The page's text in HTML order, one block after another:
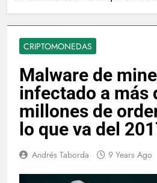
CRIPTOMONEDAS
Malware de
infectado a más
millones de
lo que va del
Andrés Taborda 9 Years Ago